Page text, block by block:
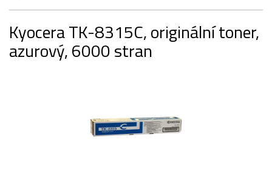
Kyocera TK-8315C, originální toner,
azurový, 6000 stran